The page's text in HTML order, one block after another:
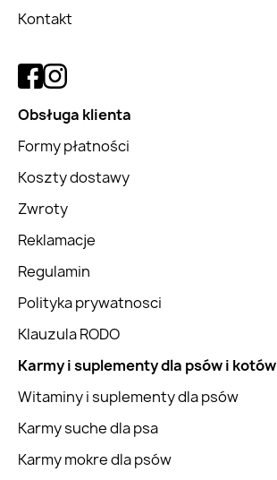
Kontakt
Obsługa klienta
Formy płatności
Koszty dostawy
Zwroty
Reklamacje
Regulamin
Polityka prywatnosci
Klauzula RODO
Karmy i suplementy dla psów i kotów
Witaminy i suplementy dla psów
Karmy suche dla psa
Karmy mokre dla psów